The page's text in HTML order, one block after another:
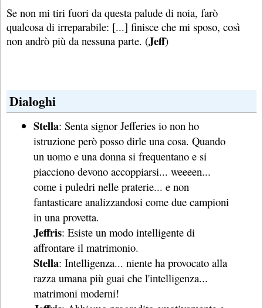
Se non mi tiri fuori da questa palude di noia, farò
qualcosa di irreparabile: [...] finisce che mi sposo, così
non andrò più da nessuna parte. (Jeff)
Dialoghi
Stella: Senta signor Jefferies io non ho
istruzione però posso dirle una cosa. Quando
un uomo e una donna si frequentano e si
piacciono devono accoppiarsi... weeeen...
come i puledri nelle praterie... e non
fantasticare analizzandosi come due campioni
in una provetta.
Jeffris: Esiste un modo intelligente di
affrontare il matrimonio.
Stella: Intelligenza... niente ha provocato alla
razza umana più guai che l'intelligenza...
matrimoni moderni!